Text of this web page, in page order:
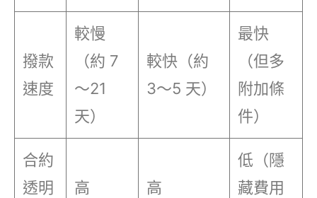
撥款
速度
較慢
（約 7
～21
天）
較快（約
3～5 天）
最快
（但多
附加條
件）
合約
透明
高 高
低（隱
藏費用